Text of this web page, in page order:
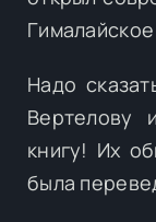
Надо
Вертелову
книгу! Их
была